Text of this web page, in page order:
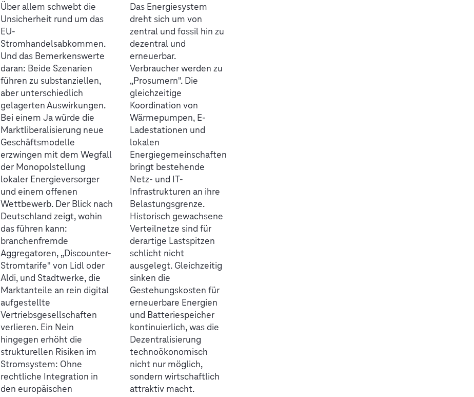
Über allem schwebt die
Unsicherheit rund um das
EU-
Stromhandelsabkommen.
Und das Bemerkenswerte
daran: Beide Szenarien
führen zu substanziellen,
aber unterschiedlich
gelagerten Auswirkungen.
Bei einem Ja würde die
Marktliberalisierung neue
Geschäftsmodelle
erzwingen mit dem Wegfall
der Monopolstellung
lokaler Energieversorger
und einem offenen
Wettbewerb. Der Blick nach
Deutschland zeigt, wohin
das führen kann:
branchenfremde
Aggregatoren, „Discounter-
Stromtarife" von Lidl oder
Aldi, und Stadtwerke, die
Marktanteile an rein digital
aufgestellte
Vertriebsgesellschaften
verlieren. Ein Nein
hingegen erhöht die
strukturellen Risiken im
Stromsystem: Ohne
rechtliche Integration in
den europäischen
Das Energiesystem
dreht sich um von
zentral und fossil hin zu
dezentral und
erneuerbar.
Verbraucher werden zu
„Prosumern". Die
gleichzeitige
Koordination von
Wärmepumpen, E-
Ladestationen und
lokalen
Energiegemeinschaften
bringt bestehende
Netz- und IT-
Infrastrukturen an ihre
Belastungsgrenze.
Historisch gewachsene
Verteilnetze sind für
derartige Lastspitzen
schlicht nicht
ausgelegt. Gleichzeitig
sinken die
Gestehungskosten für
erneuerbare Energien
und Batteriespeicher
kontinuierlich, was die
Dezentralisierung
technoökonomisch
nicht nur möglich,
sondern wirtschaftlich
attraktiv macht.